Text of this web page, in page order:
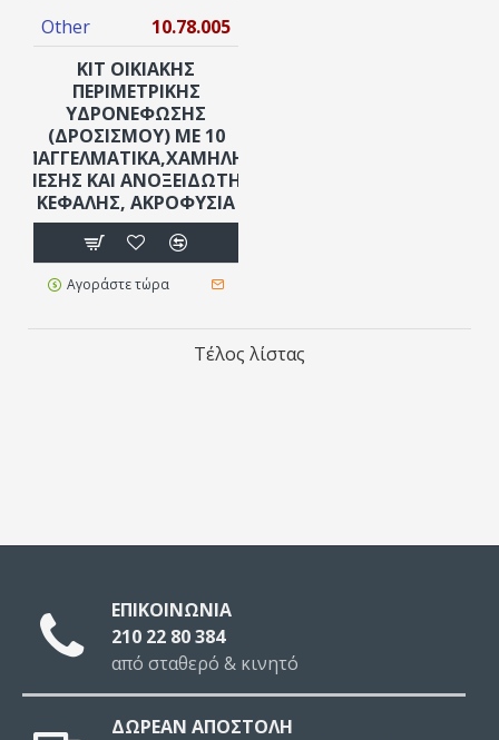
Other
10.78.005
KIT ΟΙΚΙΑΚΉΣ
ΠΕΡΙΜΕΤΡΙΚΉΣ
ΥΔΡΟΝΈΦΩΣΗΣ
(ΔΡΟΣΙΣΜΟΎ) ΜΕ 10
ΕΠΑΓΓΕΛΜΑΤΙΚΆ,ΧΑΜΗΛΉΣ
ΠΊΕΣΗΣ ΚΑΙ ΑΝΟΞΕΊΔΩΤΗΣ
ΚΕΦΑΛΉΣ, ΑΚΡΟΦΎΣΙΑ
Αγοράστε τώρα
Τέλος λίστας
ΕΠΙΚΟΙΝΩΝΙΑ
210 22 80 384
από σταθερό & κινητό
ΔΩΡΕΑΝ ΑΠΟΣΤΟΛΗ